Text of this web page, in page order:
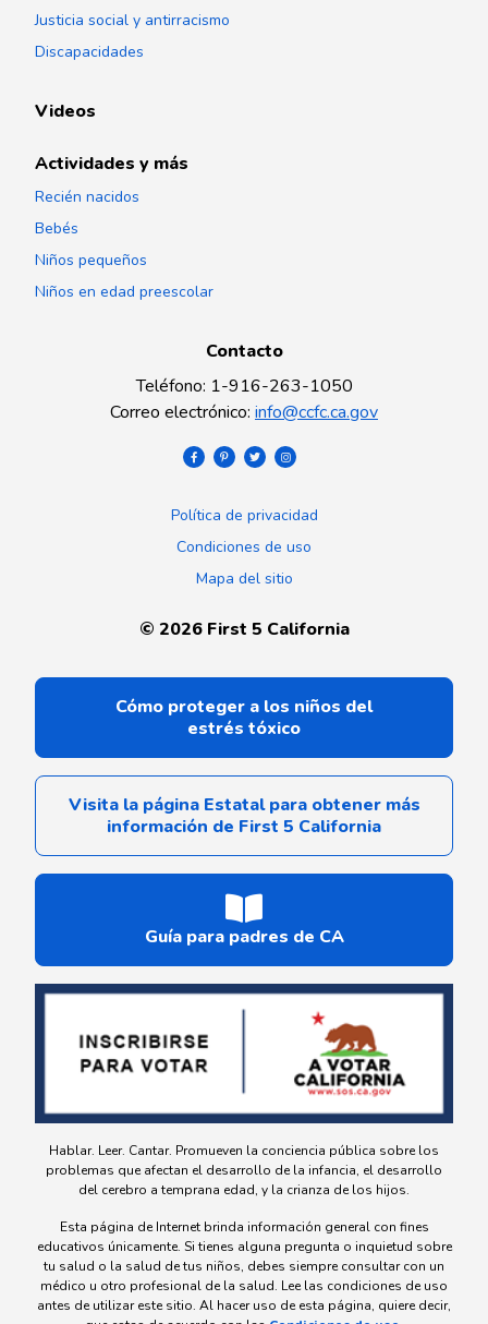
Justicia social y antirracismo
Discapacidades
Videos
Actividades y más
Recién nacidos
Bebés
Niños pequeños
Niños en edad preescolar
Contacto
Teléfono: 1-916-263-1050
Correo electrónico: info@ccfc.ca.gov
Política de privacidad
Condiciones de uso
Mapa del sitio
© 2026First 5 California
Cómo proteger a los niños del
estrés tóxico
Visita la página Estatal para obtener más
información de First 5 California
Guía para padres de CA
Hablar. Leer. Cantar. Promueven la conciencia pública sobre los
problemas que afectan el desarrollo de la infancia, el desarrollo
del cerebro a temprana edad, y la crianza de los hijos.
Esta página de Internet brinda información general con fines
educativos únicamente. Si tienes alguna pregunta o inquietud sobre
tu salud o la salud de tus niños, debes siempre consultar con un
médico u otro profesional de la salud. Lee las condiciones de uso
antes de utilizar este sitio. Al hacer uso de esta página, quiere decir,